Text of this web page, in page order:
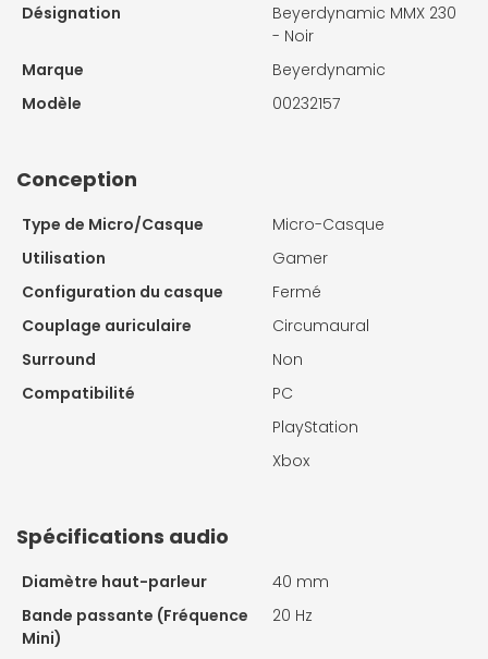
Désignation
Beyerdynamic MMX 230
- Noir
Marque
Beyerdynamic
Modèle
00232157
Conception
Type de Micro/Casque
Micro-Casque
Utilisation
Gamer
Configuration du casque
Fermé
Couplage auriculaire
Circumaural
Surround
Non
Compatibilité
PC
PlayStation
Xbox
Spécifications audio
Diamètre haut-parleur
40 mm
Bande passante (Fréquence
Mini)
20 Hz